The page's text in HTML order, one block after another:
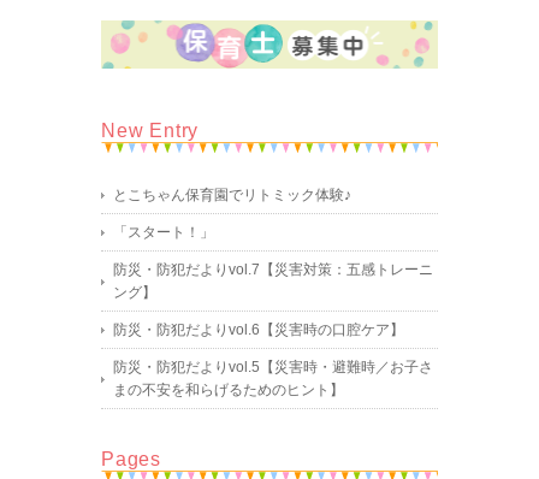
New Entry
とこちゃん保育園でリトミック体験♪
「スタート！」
防災・防犯だよりvol.7【災害対策：五感トレーニ
ング】
防災・防犯だよりvol.6【災害時の口腔ケア】
防災・防犯だよりvol.5【災害時・避難時／お子さ
まの不安を和らげるためのヒント】
Pages